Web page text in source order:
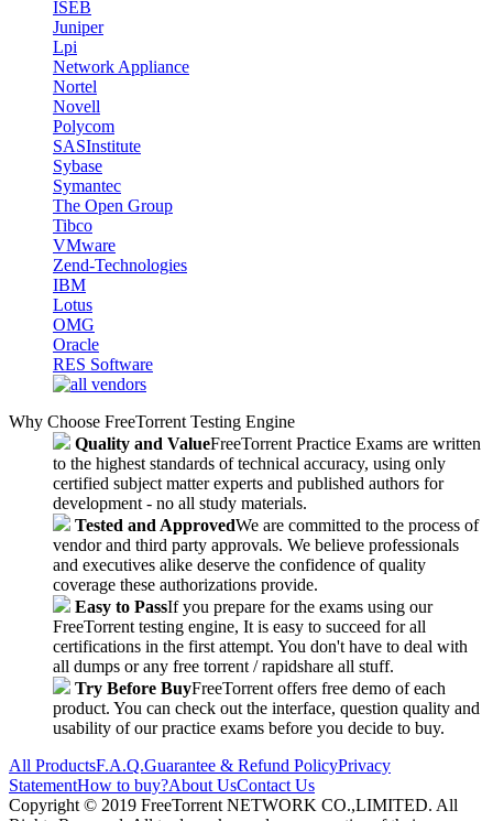
ISEB
Juniper
Lpi
Network Appliance
Nortel
Novell
Polycom
SASInstitute
Sybase
Symantec
The Open Group
Tibco
VMware
Zend-Technologies
IBM
Lotus
OMG
Oracle
RES Software
Why Choose FreeTorrent Testing Engine
Quality and ValueFreeTorrent Practice Exams are written
to the highest standards of technical accuracy, using only
certified subject matter experts and published authors for
development - no all study materials.
Tested and ApprovedWe are committed to the process of
vendor and third party approvals. We believe professionals
and executives alike deserve the confidence of quality
coverage these authorizations provide.
Easy to PassIf you prepare for the exams using our
FreeTorrent testing engine, It is easy to succeed for all
certifications in the first attempt. You don't have to deal with
all dumps or any free torrent / rapidshare all stuff.
Try Before BuyFreeTorrent offers free demo of each
product. You can check out the interface, question quality and
usability of our practice exams before you decide to buy.
All ProductsF.A.Q.Guarantee & Refund PolicyPrivacy
StatementHow to buy?About UsContact Us
Copyright © 2019 FreeTorrent NETWORK CO.,LIMITED. All